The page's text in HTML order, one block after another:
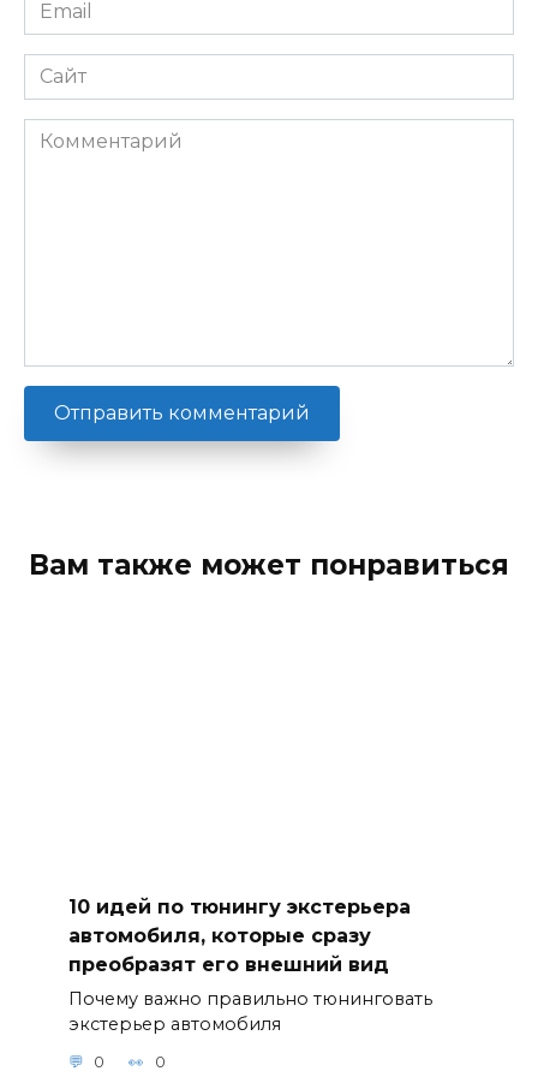
*
Сайт
Комментарий
Вам также может понравиться
10 идей по тюнингу экстерьера
автомобиля, которые сразу
преобразят его внешний вид
Почему важно правильно тюнинговать
экстерьер автомобиля
0 0